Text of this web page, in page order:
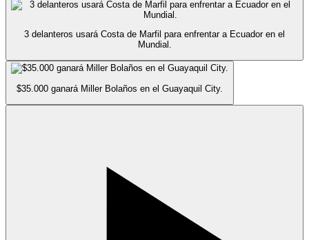
3 delanteros usará Costa de Marfil para enfrentar a Ecuador en el
Mundial.
$35.000 ganará Miller Bolaños en el Guayaquil City.